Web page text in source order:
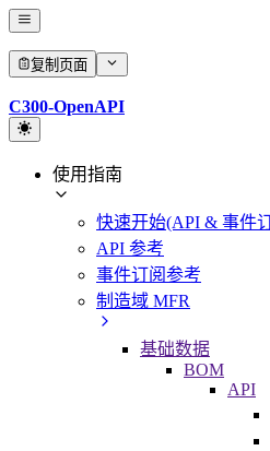
复制页面
C300-OpenAPI
使用指南
快速开始(API & 事件
API 参考
事件订阅参考
制造域 MFR
基础数据
BOM
API